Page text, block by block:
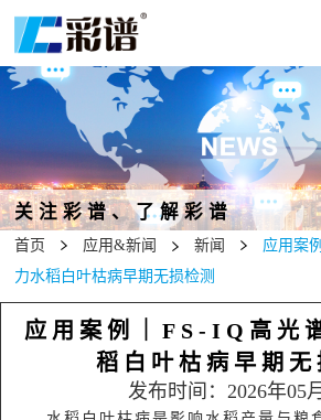
关注彩谱、了解彩谱
首页 应用&新闻 新闻
应用案
力水稻白叶枯病早期无损检测
应用案例｜FS-IQ高光
稻白叶枯病早期无
发布时间：2026年05